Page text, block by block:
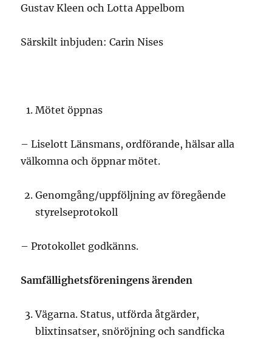
Gustav Kleen och Lotta Appelbom
Särskilt inbjuden: Carin Nises
Mötet öppnas
– Liselott Länsmans, ordförande, hälsar alla
välkomna och öppnar mötet.
Genomgång/uppföljning av föregående
styrelseprotokoll
– Protokollet godkänns.
Samfällighetsföreningens ärenden
Vägarna. Status, utförda åtgärder,
blixtinsatser, snöröjning och sandficka